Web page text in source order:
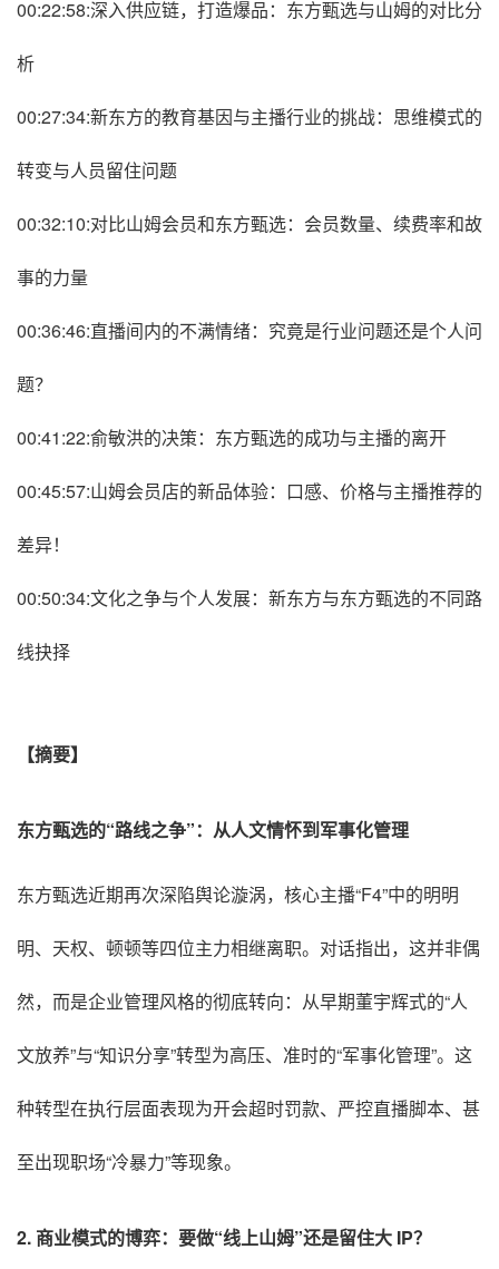
00:22:58:深入供应链，打造爆品：东方甄选与山姆的对比分
析
00:27:34:新东方的教育基因与主播行业的挑战：思维模式的
转变与人员留住问题
00:32:10:对比山姆会员和东方甄选：会员数量、续费率和故
事的力量
00:36:46:直播间内的不满情绪：究竟是行业问题还是个人问
题？
00:41:22:俞敏洪的决策：东方甄选的成功与主播的离开
00:45:57:山姆会员店的新品体验：口感、价格与主播推荐的
差异！
00:50:34:文化之争与个人发展：新东方与东方甄选的不同路
线抉择
【摘要】
东方甄选的“路线之争”：从人文情怀到军事化管理
东方甄选近期再次深陷舆论漩涡，核心主播“F4”中的明明
明、天权、顿顿等四位主力相继离职。对话指出，这并非偶
然，而是企业管理风格的彻底转向：从早期董宇辉式的“人
文放养”与“知识分享”转型为高压、准时的“军事化管理”。这
种转型在执行层面表现为开会超时罚款、严控直播脚本、甚
至出现职场“冷暴力”等现象。
2. 商业模式的博弈：要做“线上山姆”还是留住大 IP？